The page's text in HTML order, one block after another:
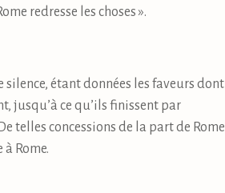
redresse les choses ».
silence, étant données les faveurs dont
jusqu’à ce qu’ils finissent par
telles concessions de la part de Rome
Rome.